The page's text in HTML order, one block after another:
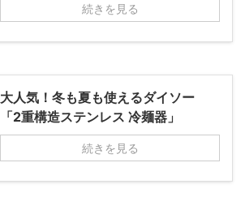
続きを見る
大人気！冬も夏も使えるダイソー
「2重構造ステンレス 冷麺器」
続きを見る